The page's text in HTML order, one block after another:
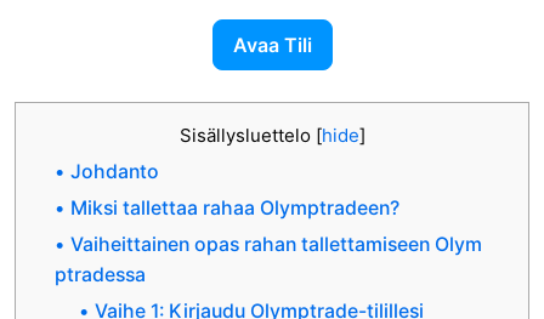
Avaa Tili
Sisällysluettelo [hide]
Johdanto
Miksi tallettaa rahaa Olymptradeen?
Vaiheittainen opas rahan tallettamiseen Olym
ptradessa
Vaihe 1: Kirjaudu Olymptrade-tilillesi